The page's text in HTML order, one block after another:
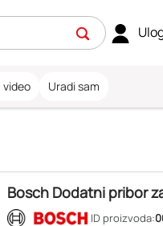
video Uradi sam
Bosch Dodatni pribor
ID proizvoda: